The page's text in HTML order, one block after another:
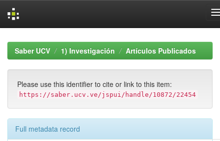
navigationSaber UCV 1) Investigación Artículos Publicados
Please use this identifier to cite or link to this item:
https://saber.ucv.ve/jspui/handle/10872/22454
Full metadata record